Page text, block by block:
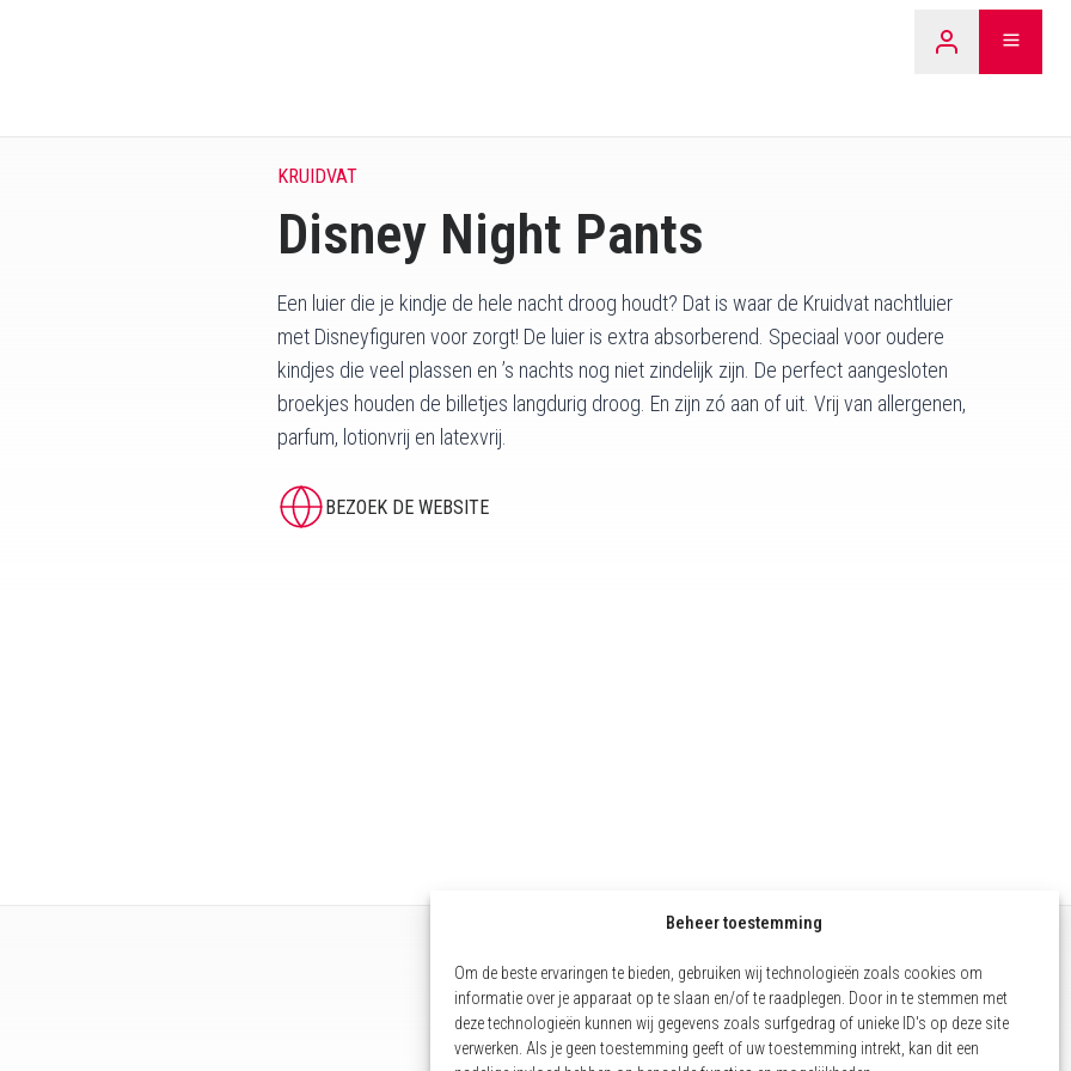
Beheer toestemming
Om de beste ervaringen te bieden, gebruiken wij technologieën zoals cookies om
informatie over je apparaat op te slaan en/of te raadplegen. Door in te stemmen met
deze technologieën kunnen wij gegevens zoals surfgedrag of unieke ID's op deze site
verwerken. Als je geen toestemming geeft of uw toestemming intrekt, kan dit een
LEARN
KRUIDVAT
Disney Night Pants
Een luier die je kindje de hele nacht droog houdt? Dat is waar de Kruidvat nachtluier
met Disneyfiguren voor zorgt! De luier is extra absorberend. Speciaal voor oudere
kindjes die veel plassen en ’s nachts nog niet zindelijk zijn. De perfect aangesloten
broekjes houden de billetjes langdurig droog. En zijn zó aan of uit. Vrij van allergenen,
parfum, lotionvrij en latexvrij.
BEZOEK DE WEBSITE
COOKIEBELEID (EU)
WETTELIJKE VERMELDINGEN
BEHEER VAN COOKIES